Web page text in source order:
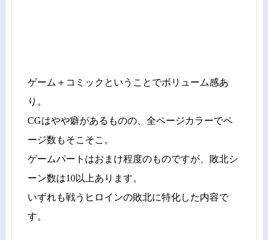
ゲーム＋コミックということでボリューム感あ
り。
CGはやや癖があるものの、全ページカラーでペ
ージ数もそこそこ。
ゲームパートはおまけ程度のものですが、敗北シ
ーン数は10以上あります。
いずれも戦うヒロインの敗北に特化した内容で
す。